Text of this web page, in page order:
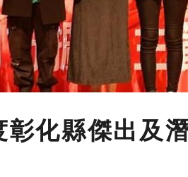
化縣傑出及